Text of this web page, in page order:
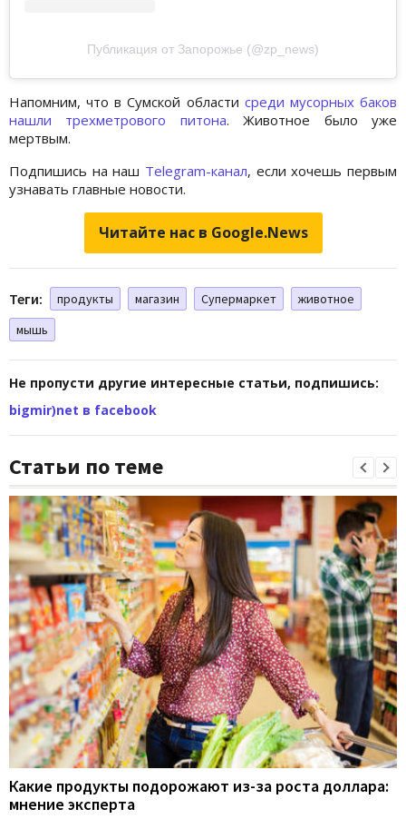
Публикация от Запорожье (@zp_news)
Напомним, что в Сумской области среди мусорных баков
нашли трехметрового питона. Животное было уже
мертвым.
Подпишись на наш Telegram-канал, если хочешь первым
узнавать главные новости.
Читайте нас в Google.News
Теги: продукты магазин Супермаркет
животное
мышь
Не пропусти другие интересные статьи, подпишись:
bigmir)net в facebook
Статьи по теме
Какие продукты подорожают из-за роста доллара:
мнение эксперта